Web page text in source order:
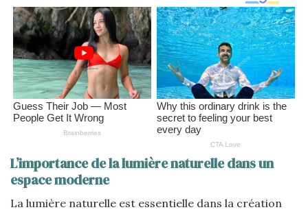
L’importance de la lumière naturelle dans un
espace moderne
La lumière naturelle est essentielle dans la création